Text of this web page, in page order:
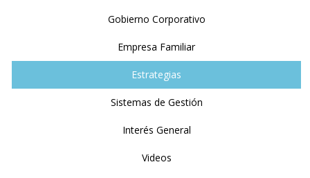
Gobierno Corporativo
Empresa Familiar
Estrategias
Sistemas de Gestión
Interés General
Videos